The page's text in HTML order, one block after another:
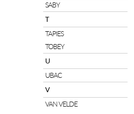
SABY
T
TAPIES
TOBEY
U
UBAC
V
VAN VELDE